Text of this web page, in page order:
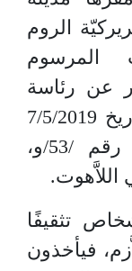
الروم
المرسوم
6/2019 الصَّادر عن رئاسة
الجمهوريّة العربيّة السوريّة بتاريخ 7/5/2019
وقرار وزارة التعليم العالي رقم /53/و،
اللاَّهوت.
تثقيفًا
فيأخذون